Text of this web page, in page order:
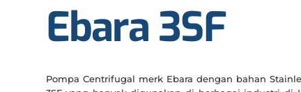
Ebara 3SF
Pompa Centrifugal merk Ebara dengan bahan